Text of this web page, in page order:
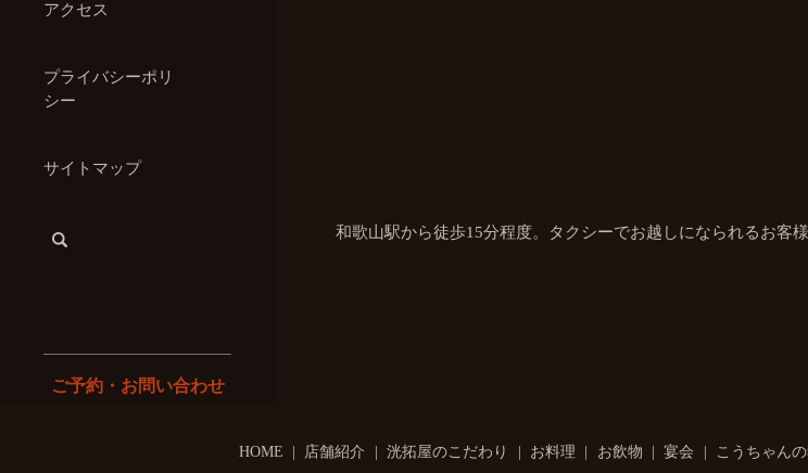
アクセス
プライバシーポリ
シー
サイトマップ
ご予約・お問い合わせ
和歌山駅から徒歩15分程度。タクシーでお越しになられるお客
HOME 店舗紹介 洸拓屋のこだわり お料理 お飲物 宴会 こうちゃん